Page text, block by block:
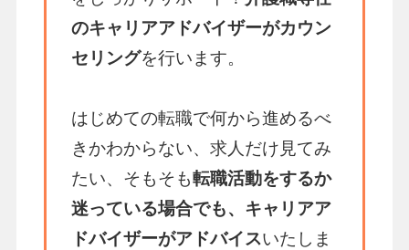
のキャリアアドバイザーがカウン
セリングを行います。
はじめての転職で何から進めるべ
きかわからない、求人だけ見てみ
たい、そもそも転職活動をするか
迷っている場合でも、キャリアア
ドバイザーがアドバイスいたしま